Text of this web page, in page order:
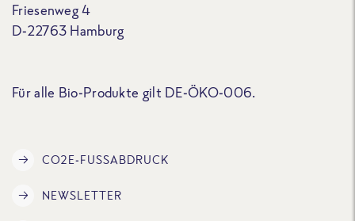
Friesenweg 4
D-22763 Hamburg
Für alle Bio-Produkte gilt DE-ÖKO-006.
CO2E-FUSSABDRUCK
NEWSLETTER